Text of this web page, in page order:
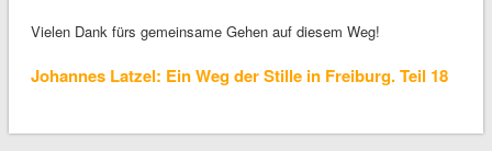
Vielen Dank fürs gemeinsame Gehen auf diesem Weg!
Johannes Latzel: Ein Weg der Stille in Freiburg. Teil 18